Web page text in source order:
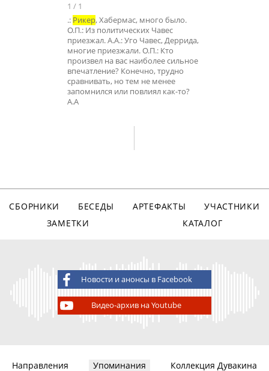
1 / 1
.: Рикер, Хабермас, много было.
О.П.: Из политических Чавес
приезжал. А.А.: Уго Чавес, Деррида,
многие приезжали. О.П.: Кто
произвел на вас наиболее сильное
впечатление? Конечно, трудно
сравнивать, но тем не менее
запомнился или повлиял как-то?
А.А
СБОРНИКИ БЕСЕДЫ АРТЕФАКТЫ
УЧАСТНИКИ
ЗАМЕТКИ
КАТАЛОГ
Новости и анонсы в Facebook
Видео-архив на Youtube
Направления Упоминания Коллекция Дувакина